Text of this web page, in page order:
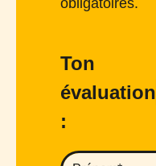
Ton
évaluation
: